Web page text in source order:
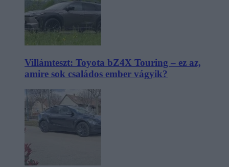
Villámteszt: Toyota bZ4X Touring – ez az,
amire sok családos ember vágyik?